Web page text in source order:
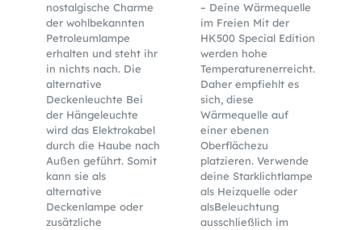
nostalgische Charme
der wohlbekannten
Petroleumlampe
erhalten und steht ihr
in nichts nach. Die
alternative
Deckenleuchte Bei
der Hängeleuchte
wird das Elektrokabel
durch die Haube nach
Außen geführt. Somit
kann sie als
alternative
Deckenlampe oder
zusätzliche
– Deine Wärmequelle
im Freien Mit der
HK500 Special Edition
werden hohe
Temperaturenerreicht.
Daher empfiehlt es
sich, diese
Wärmequelle auf
einer ebenen
Oberflächezu
platzieren. Verwende
deine Starklichtlampe
als Heizquelle oder
alsBeleuchtung
ausschließlich im